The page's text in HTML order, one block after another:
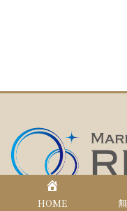
大阪府和泉市･堺市/泉州
HOME